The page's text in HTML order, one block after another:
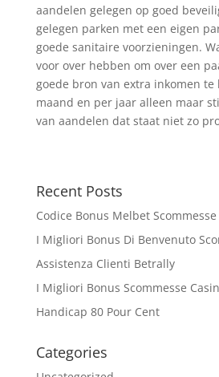
aandelen gelegen op goed
gelegen parken met een eigen
goede sanitaire voorzieningen.
voor over hebben om over een
goede bron van extra inkomen
maand en per jaar alleen maar
van aandelen dat staat niet zo
Recent Posts
Codice Bonus Melbet Scommesse
I Migliori Bonus Di Benvenuto
Assistenza Clienti Betrally
I Migliori Bonus Scommesse
Handicap 80 Pour Cent
Categories